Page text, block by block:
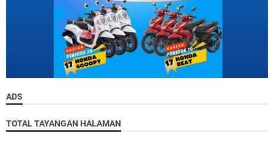
ADS
TOTAL TAYANGAN HALAMAN